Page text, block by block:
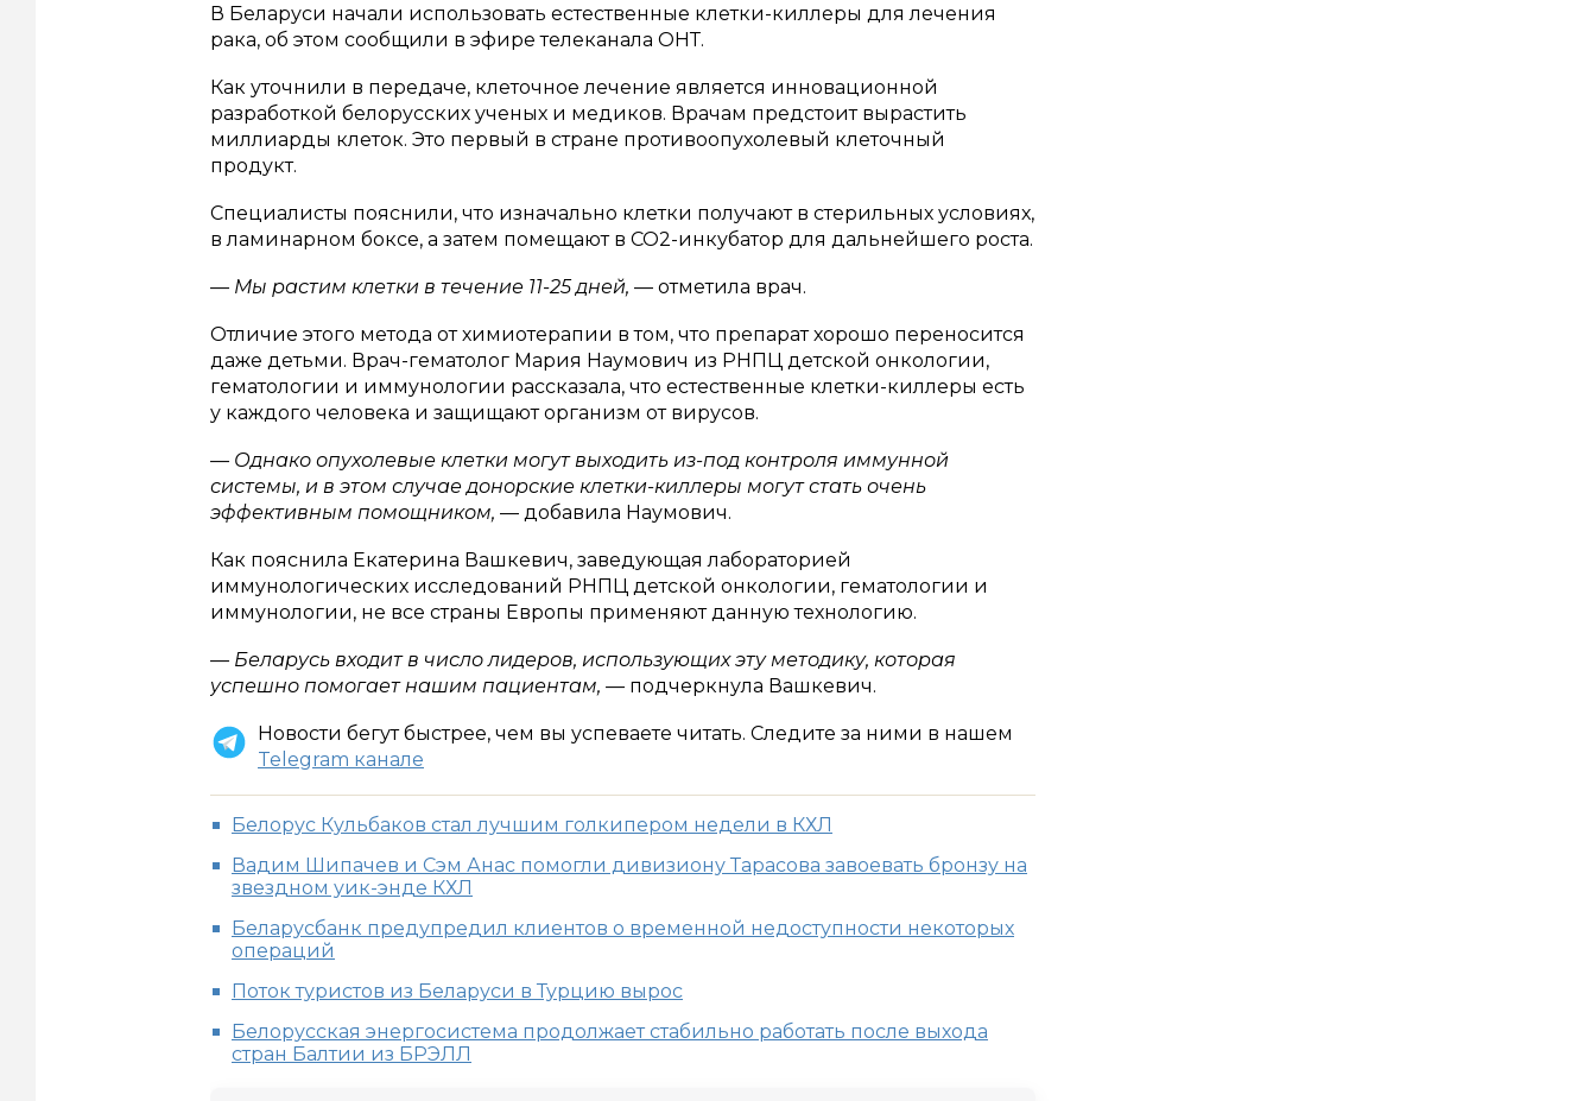
В Беларуси начали использовать естественные клетки-киллеры для лечения
рака, об этом сообщили в эфире телеканала ОНТ.
Как уточнили в передаче, клеточное лечение является инновационной
разработкой белорусских ученых и медиков. Врачам предстоит вырастить
миллиарды клеток. Это первый в стране противоопухолевый клеточный
продукт.
Специалисты пояснили, что изначально клетки получают в стерильных условиях,
в ламинарном боксе, а затем помещают в СО2-инкубатор для дальнейшего роста.
— Мы растим клетки в течение 11-25 дней, — отметила врач.
Отличие этого метода от химиотерапии в том, что препарат хорошо переносится
даже детьми. Врач-гематолог Мария Наумович из РНПЦ детской онкологии,
гематологии и иммунологии рассказала, что естественные клетки-киллеры есть
у каждого человека и защищают организм от вирусов.
— Однако опухолевые клетки могут выходить из-под контроля иммунной
системы, и в этом случае донорские клетки-киллеры могут стать очень
эффективным помощником, — добавила Наумович.
Как пояснила Екатерина Вашкевич, заведующая лабораторией
иммунологических исследований РНПЦ детской онкологии, гематологии и
иммунологии, не все страны Европы применяют данную технологию.
— Беларусь входит в число лидеров, использующих эту методику, которая
успешно помогает нашим пациентам, — подчеркнула Вашкевич.
Новости бегут быстрее, чем вы успеваете читать. Следите за ними в нашем
Telegram канале
Белорус Кульбаков стал лучшим голкипером недели в КХЛ
Вадим Шипачев и Сэм Анас помогли дивизиону Тарасова завоевать бронзу на
звездном уик-энде КХЛ
Беларусбанк предупредил клиентов о временной недоступности некоторых
операций
Поток туристов из Беларуси в Турцию вырос
Белорусская энергосистема продолжает стабильно работать после выхода
стран Балтии из БРЭЛЛ